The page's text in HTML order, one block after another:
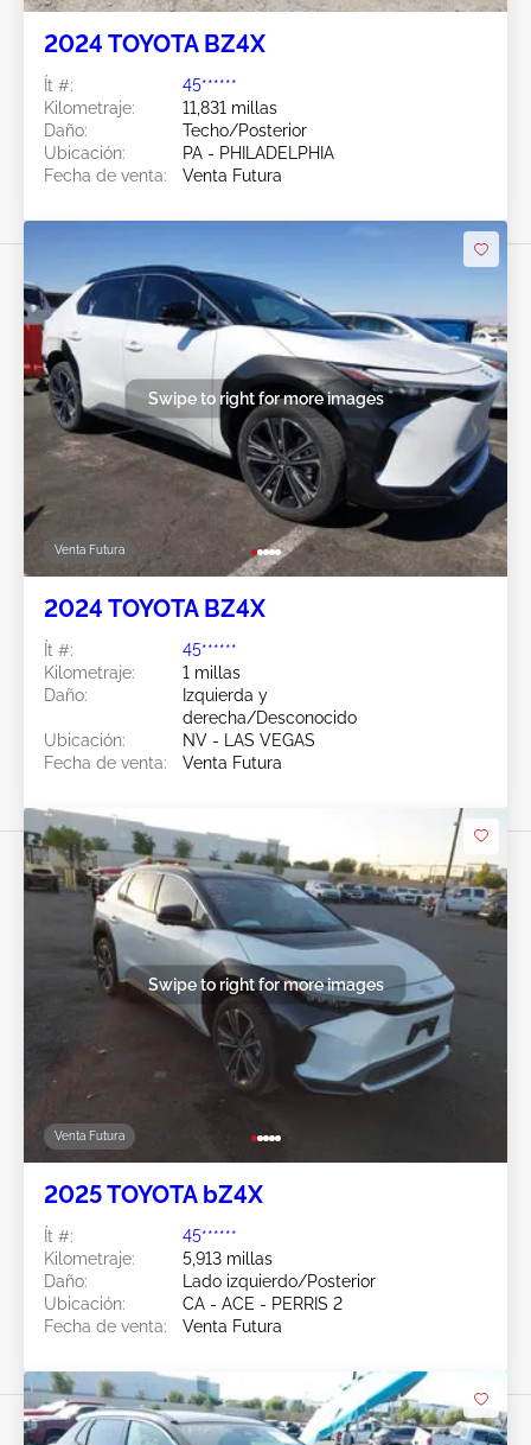
2024 TOYOTA BZ4X
Ít #:
45******
Kilometraje:
11,831 millas
Daño:
Techo/Posterior
Ubicación:
PA - PHILADELPHIA
Fecha de venta:
Venta Futura
Venta Futura
Swipe to right for more images
2024 TOYOTA BZ4X
Ít #:
45******
Kilometraje:
1 millas
Daño:
Izquierda y
derecha/Desconocido
Ubicación:
NV - LAS VEGAS
Fecha de venta:
Venta Futura
Venta Futura
Swipe to right for more images
2025 TOYOTA bZ4X
Ít #:
45******
Kilometraje:
5,913 millas
Daño:
Lado izquierdo/Posterior
Ubicación:
CA - ACE - PERRIS 2
Fecha de venta:
Venta Futura